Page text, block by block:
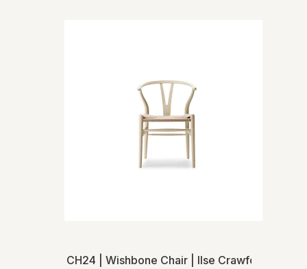
CH24 | Wishbone Chair | Ilse Crawford |